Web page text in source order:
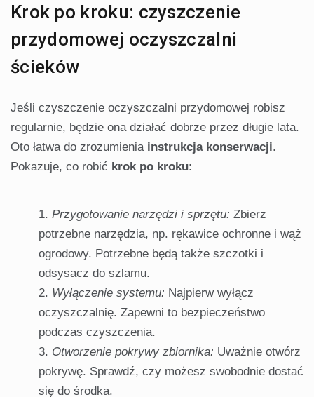
Krok po kroku: czyszczenie
przydomowej oczyszczalni
ścieków
Jeśli czyszczenie oczyszczalni przydomowej robisz
regularnie, będzie ona działać dobrze przez długie lata.
Oto łatwa do zrozumienia instrukcja konserwacji.
Pokazuje, co robić krok po kroku:
Przygotowanie narzędzi i sprzętu: Zbierz
potrzebne narzędzia, np. rękawice ochronne i wąż
ogrodowy. Potrzebne będą także szczotki i
odsysacz do szlamu.
Wyłączenie systemu: Najpierw wyłącz
oczyszczalnię. Zapewni to bezpieczeństwo
podczas czyszczenia.
Otworzenie pokrywy zbiornika: Uważnie otwórz
pokrywę. Sprawdź, czy możesz swobodnie dostać
się do środka.